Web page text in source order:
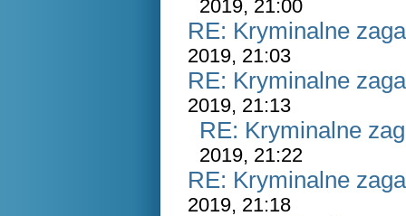
2019, 21:00
RE: Kryminalne
2019, 21:03
RE: Kryminalne
2019, 21:13
RE: Kryminalne
2019, 21:22
RE: Kryminalne
2019, 21:18